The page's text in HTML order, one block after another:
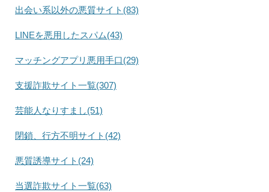
出会い系以外の悪質サイト(83)
LINEを悪用したスパム(43)
マッチングアプリ悪用手口(29)
支援詐欺サイト一覧(307)
芸能人なりすまし(51)
閉鎖、行方不明サイト(42)
悪質誘導サイト(24)
当選詐欺サイト一覧(63)